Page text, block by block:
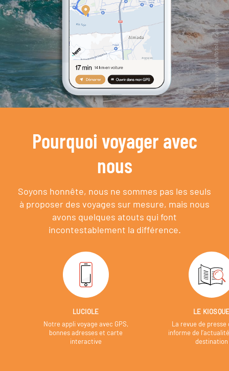
Pourquoi voyager avec
nous
Soyons honnête, nous ne sommes pas les seuls
à proposer des voyages sur mesure, mais nous
avons quelques atouts qui font
incontestablement la différence.
LUCIOLE
Notre appli voyage avec GPS,
bonnes adresses et carte
interactive
LE
La revue de presse
informe de
destination